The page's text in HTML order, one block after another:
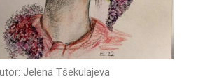
Jelena Tšekulajeva